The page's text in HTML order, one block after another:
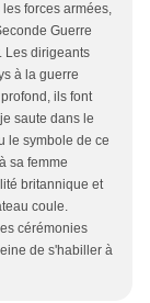
forces armées,
Guerre
Les dirigeants
à la guerre
ils font
saute dans le
le symbole de ce
sa femme
britannique et
coule.
cérémonies
de s'habiller à